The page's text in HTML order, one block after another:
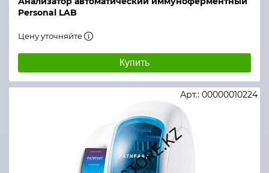
Personal LAB
Цену уточняйте
Купить
Арт.: 00000010224